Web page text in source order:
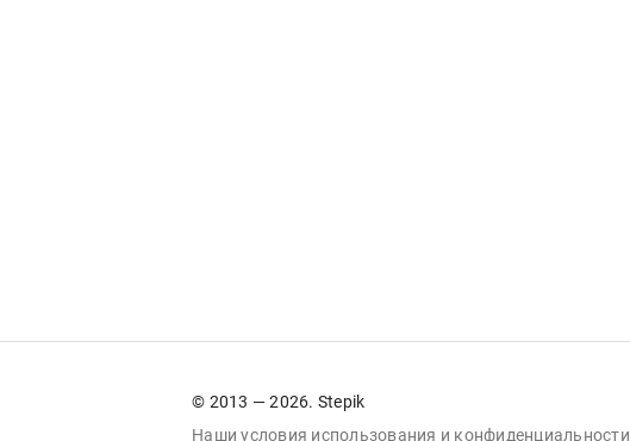
© 2013 — 2026. Stepik
Наши условия использования и конфиденциальности